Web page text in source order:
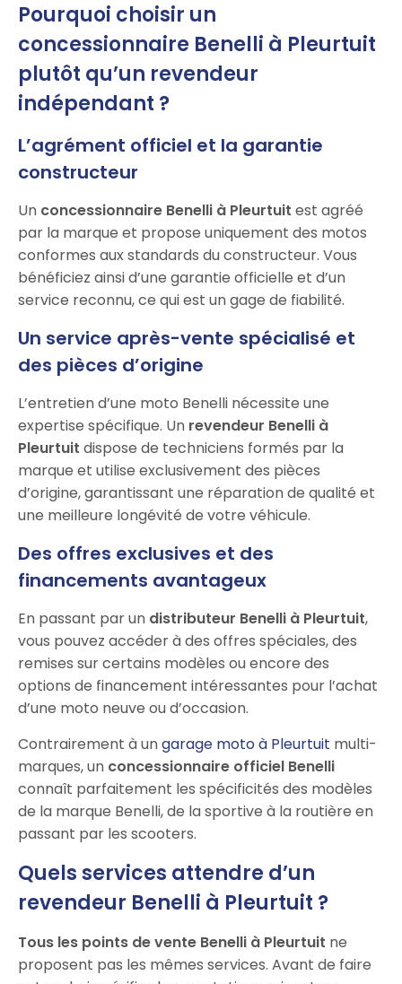
Pourquoi choisir un
concessionnaire Benelli à Pleurtuit
plutôt qu’un revendeur
indépendant ?
L’agrément officiel et la garantie
constructeur
Un concessionnaire Benelli à Pleurtuit est agréé
par la marque et propose uniquement des motos
conformes aux standards du constructeur. Vous
bénéficiez ainsi d’une garantie officielle et d’un
service reconnu, ce qui est un gage de fiabilité.
Un service après-vente spécialisé et
des pièces d’origine
L’entretien d’une moto Benelli nécessite une
expertise spécifique. Un revendeur Benelli à
Pleurtuit dispose de techniciens formés par la
marque et utilise exclusivement des pièces
d’origine, garantissant une réparation de qualité et
une meilleure longévité de votre véhicule.
Des offres exclusives et des
financements avantageux
En passant par un distributeur Benelli à Pleurtuit,
vous pouvez accéder à des offres spéciales, des
remises sur certains modèles ou encore des
options de financement intéressantes pour l’achat
d’une moto neuve ou d’occasion.
Contrairement à ungarage moto à Pleurtuit multi-
marques, un concessionnaire officiel Benelli
connaît parfaitement les spécificités des modèles
de la marque Benelli, de la sportive à la routière en
passant par les scooters.
Quels services attendre d’un
revendeur Benelli à Pleurtuit ?
Tous les points de vente Benelli à Pleurtuit ne
proposent pas les mêmes services. Avant de faire